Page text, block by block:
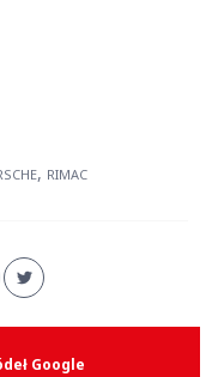
, RIMAC
Google